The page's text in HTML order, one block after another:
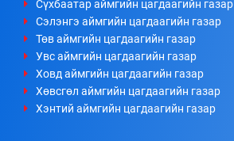
Сүхбаатар аймгийн цагдаагийн газар
Сэлэнгэ аймгийн цагдаагийн газар
Төв аймгийн цагдаагийн газар
Увс аймгийн цагдаагийн газар
Ховд аймгийн цагдаагийн газар
Хөвсгөл аймгийн цагдаагийн газар
Хэнтий аймгийн цагдаагийн газар